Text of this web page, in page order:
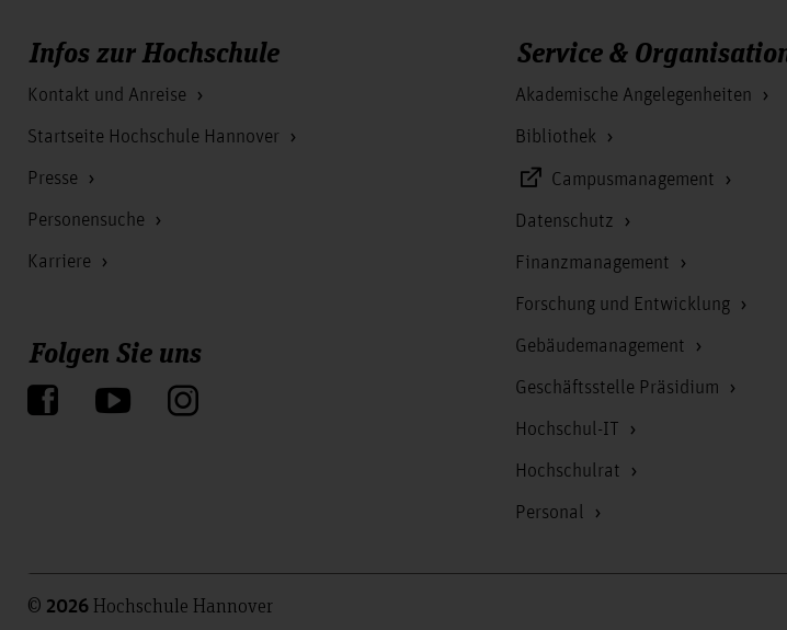
Infos zur Hochschule
Kontakt und Anreise
Startseite Hochschule Hannover
Presse
Personensuche
Karriere
Folgen Sie uns
Service &
Akademische Angelegenheiten
Bibliothek
Campusmanagement
Datenschutz
Finanzmanagement
Forschung und Entwicklung
Gebäudemanagement
Geschäftsstelle Präsidium
Hochschul-IT
Hochschulrat
Personal
© 2026 Hochschule Hannover